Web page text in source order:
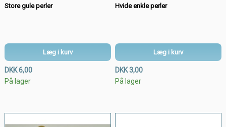
Store gule perler
Læg i kurv
DKK 6,00
På lager
Hvide enkle perler
Læg i kurv
DKK 3,00
På lager